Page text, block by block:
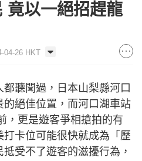
竟以一絕招趕龍
04-26 HKT
聽聞過，日本山梨縣河口
絕佳位置，而河口湖車站
，更是遊客爭相搶拍的有
卡位可能很快就成為「歷
受不了遊客的滋擾行為，